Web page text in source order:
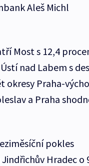
Aleš Michl
Most s 12,4
nad Labem s
Praha-
a Praha
pokles
Hradec o